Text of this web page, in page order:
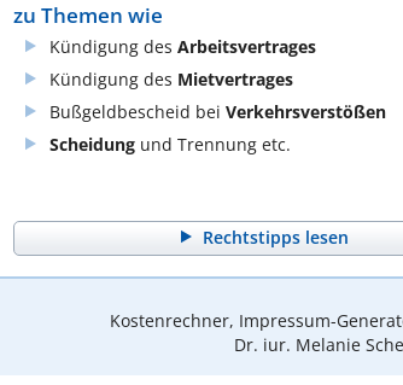
zu Themen wie
Kündigung des Arbeitsvertrages
Kündigung des Mietvertrages
Bußgeldbescheid bei Verkehrsverstößen
Scheidung und Trennung etc.
Rechtstipps lesen
Kostenrechner, Impressum-
Dr. iur. Melanie